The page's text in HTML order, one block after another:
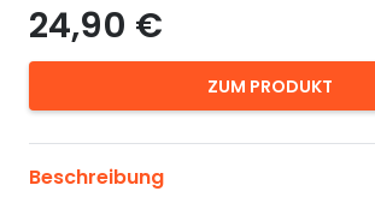
24,90 €
ZUM PRODUKT
Beschreibung